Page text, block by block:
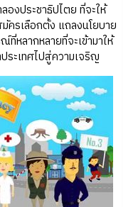
ประชาธิปไตย ที่จะให้
ครเลือกตั้ง แถลงนโยบาย
ที่หลากหลายที่จะเข้ามาให้
ะเทศไปสู่ความเจริญ